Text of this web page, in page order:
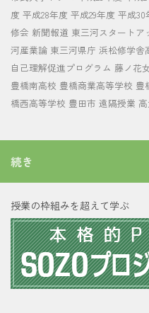
度 平成28年度 平成29年度 平成30
修会 新聞報道 東三河スタートア
河産業論 東三河県庁 浜松修学舎
自己理解促進プログラム 藤ノ花
豊橋南高校 豊橋商業高等学校 豊
橋西高等学校 豊田市 遠隔授業
続き
授業の枠組みを超えて学ぶ